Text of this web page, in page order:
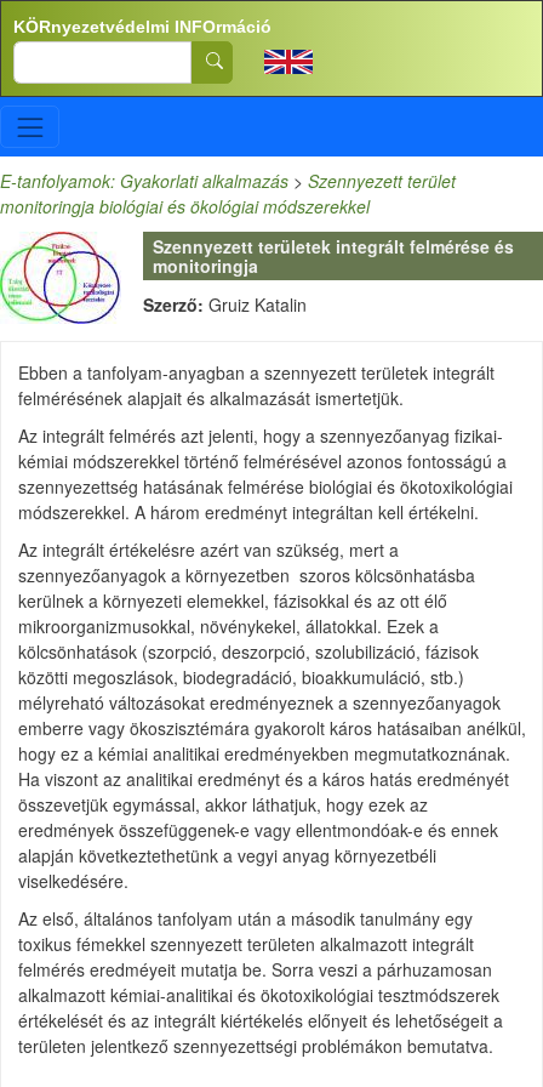
Ugrás a tartalomra
KÖRnyezetvédelmi INFOrmáció
Search
E-tanfolyamok: Gyakorlati alkalmazás > Szennyezett terület
monitoringja biológiai és ökológiai módszerekkel
Szennyezett területek integrált felmérése és
monitoringja
Szerző: Gruiz Katalin
Ebben a tanfolyam-anyagban a szennyezett területek integrált
felmérésének alapjait és alkalmazását ismertetjük.
Az integrált felmérés azt jelenti, hogy a szennyezőanyag fizikai-
kémiai módszerekkel történő felmérésével azonos fontosságú a
szennyezettség hatásának felmérése biológiai és ökotoxikológiai
módszerekkel. A három eredményt integráltan kell értékelni.
Az integrált értékelésre azért van szükség, mert a
szennyezőanyagok a környezetben szoros kölcsönhatásba
kerülnek a környezeti elemekkel, fázisokkal és az ott élő
mikroorganizmusokkal, növénykekel, állatokkal. Ezek a
kölcsönhatások (szorpció, deszorpció, szolubilizáció, fázisok
közötti megoszlások, biodegradáció, bioakkumuláció, stb.)
mélyreható változásokat eredményeznek a szennyezőanyagok
emberre vagy ökoszisztémára gyakorolt káros hatásaiban anélkül,
hogy ez a kémiai analitikai eredményekben megmutatkoznának.
Ha viszont az analitikai eredményt és a káros hatás eredményét
összevetjük egymással, akkor láthatjuk, hogy ezek az
eredmények összefüggenek-e vagy ellentmondóak-e és ennek
alapján következtethetünk a vegyi anyag környezetbéli
viselkedésére.
Az első, általános tanfolyam után a második tanulmány egy
toxikus fémekkel szennyezett területen alkalmazott integrált
felmérés eredméyeit mutatja be. Sorra veszi a párhuzamosan
alkalmazott kémiai-analitikai és ökotoxikológiai tesztmódszerek
értékelését és az integrált kiértékelés előnyeit és lehetőségeit a
területen jelentkező szennyezettségi problémákon bemutatva.